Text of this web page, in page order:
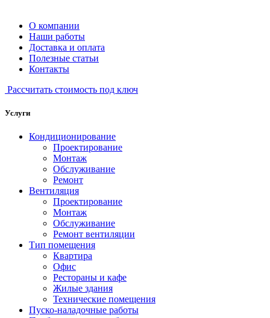
О компании
Наши работы
Доставка и оплата
Полезные статьи
Контакты
Рассчитать стоимость под ключ
Услуги
Кондиционирование
Проектирование
Монтаж
Обслуживание
Ремонт
Вентиляция
Проектирование
Монтаж
Обслуживание
Ремонт вентиляции
Тип помещения
Квартира
Офис
Рестораны и кафе
Жилые здания
Технические помещения
Пуско-наладочные работы